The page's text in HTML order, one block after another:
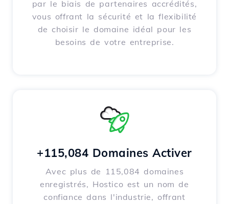
par le biais de partenaires accrédités,
vous offrant la sécurité et la flexibilité
de choisir le domaine idéal pour les
besoins de votre entreprise.
+115,084 Domaines Activer
Avec plus de 115,084 domaines
enregistrés, Hostico est un nom de
confiance dans l'industrie, offrant